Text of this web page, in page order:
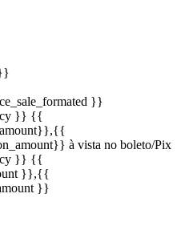
}}
}} {{
,{{
à vista no boleto/Pix
}} {{
}},{{
}}